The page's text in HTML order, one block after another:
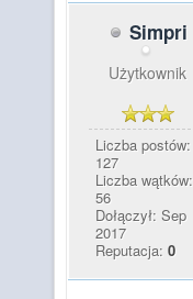
Simpri
Użytkownik
Liczba postów:
127
Liczba wątków:
56
Dołączył: Sep
2017
Reputacja: 0